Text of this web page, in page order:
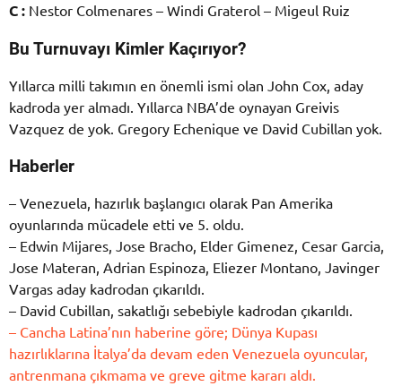
C : Nestor Colmenares – Windi Graterol – Migeul Ruiz
Bu Turnuvayı Kimler Kaçırıyor?
Yıllarca milli takımın en önemli ismi olan John Cox, aday
kadroda yer almadı. Yıllarca NBA’de oynayan Greivis
Vazquez de yok. Gregory Echenique ve David Cubillan yok.
Haberler
– Venezuela, hazırlık başlangıcı olarak Pan Amerika
oyunlarında mücadele etti ve 5. oldu.
– Edwin Mijares, Jose Bracho, Elder Gimenez, Cesar Garcia,
Jose Materan, Adrian Espinoza, Eliezer Montano, Javinger
Vargas aday kadrodan çıkarıldı.
– David Cubillan, sakatlığı sebebiyle kadrodan çıkarıldı.
– Cancha Latina’nın haberine göre; Dünya Kupası
hazırlıklarına İtalya’da devam eden Venezuela oyuncular,
antrenmana çıkmama ve greve gitme kararı aldı.